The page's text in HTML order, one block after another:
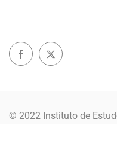
© 2022 Instituto de